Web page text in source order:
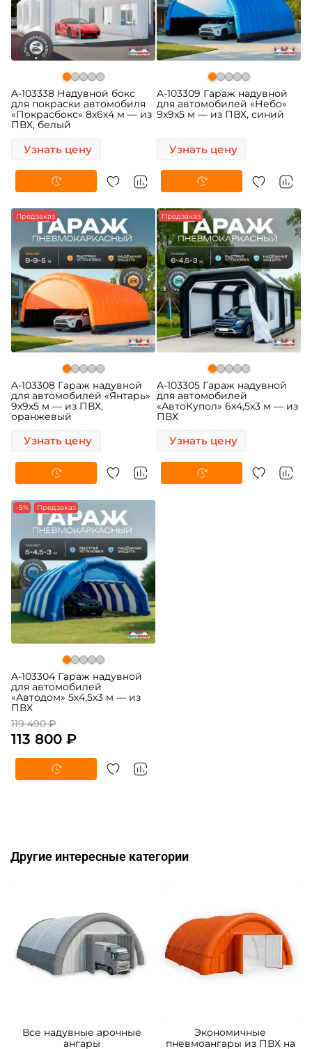
A-103338 Надувной бокс
для покраски автомобиля
«Покрасбокс» 8х6х4 м — из
ПВХ, белый
Узнать цену
A-103309 Гараж надувной
для автомобилей «Небо»
9х9х5 м — из ПВХ, синий
Узнать цену
Предзаказ
A-103308 Гараж надувной
для автомобилей «Янтарь»
9х9х5 м — из ПВХ,
оранжевый
Узнать цену
Предзаказ
A-103305 Гараж надувной
для автомобилей
«АвтоКупол» 6х4,5х3 м — из
ПВХ
Узнать цену
-5% Предзаказ
A-103304 Гараж надувной
для автомобилей
«Автодом» 5х4,5х3 м — из
ПВХ
119 490 ₽
113 800 ₽
Другие интересные категории
Все надувные арочные
ангары
Экономичные
пневмоангары из ПВХ на